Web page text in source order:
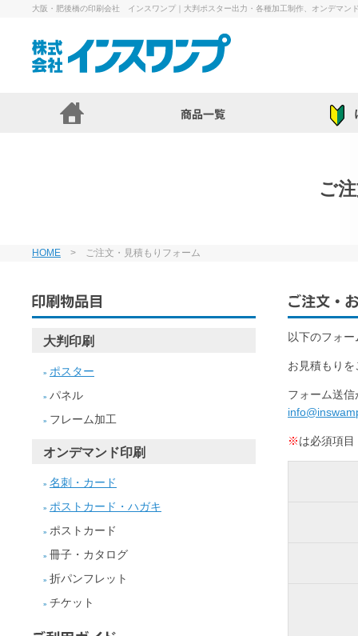
大阪・肥後橋の印刷会社 インスワンプ｜大判ポスター出力・各種加工制作、オンデマン
ご
HOME > ご注文・見積もりフォーム
以下のフォ
お見積もり
フォーム送
※は必須項目
大判印刷
» ポスター
» パネル
» フレーム加工
オンデマンド印刷
» 名刺・カード
» ポストカード・ハガキ
» ポストカード
» 冊子・カタログ
» 折パンフレット
» チケット